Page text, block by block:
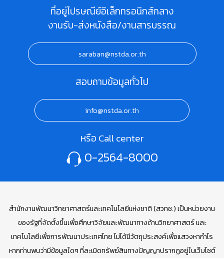
ที่อยู่ไปรษณีย์อิเล็กทรอนิกส์กลาง
งานรับ-ส่งหนังสือ/งานสารบรรณ
saraban@nstda.or.th
สอบถามข้อมูลทั่วไป
info@nstda.or.th
หรือ Call center
0-2564-8000
สำนักงานพัฒนาวิทยาศาสตร์และเทคโนโลยีแห่งชาติ (สวทช.) เป็นหน่วยงาน
ของรัฐที่จัดตั้งขึ้นเพื่อศึกษาวิจัยและพัฒนาทางด้านวิทยาศาสตร์ และ
เทคโนโลยีเพื่อการพัฒนาประเทศไทย ไม่ได้มีวัตถุประสงค์เพื่อแสวงหากำไร
หากท่านพบว่ามีข้อมูลใดๆ ที่ละเมิดทรัพย์สินทางปัญญาปรากฏอยู่ในเว็บไซต์